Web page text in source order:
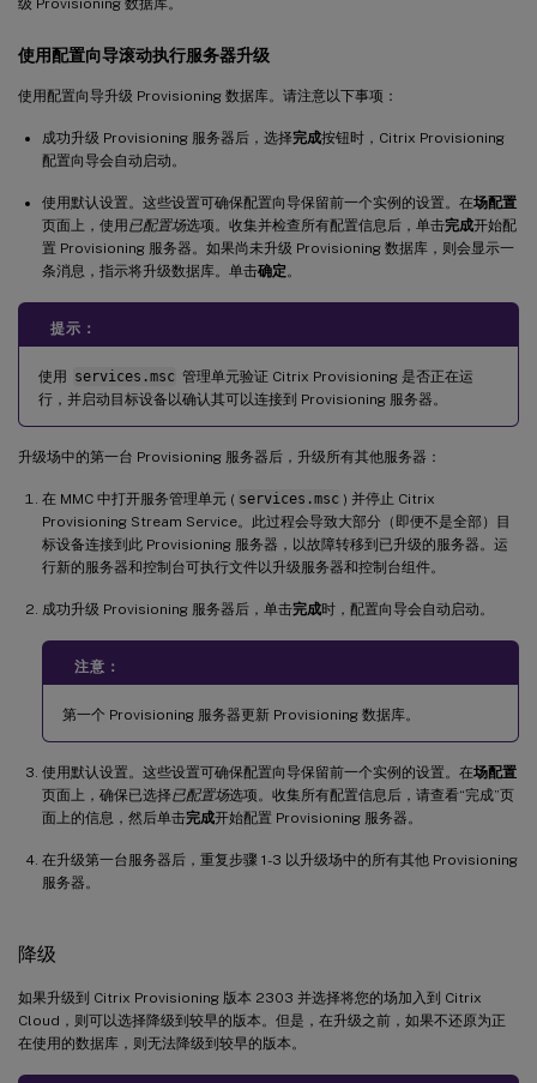
使用配置向导滚动执行服务器升级
使用配置向导升级 Provisioning 数据库。请注意以下事项：
成功升级 Provisioning 服务器后，选择完成按钮时，Citrix Provisioning
配置向导会自动启动。
使用默认设置。这些设置可确保配置向导保留前一个实例的设置。在场配置
页面上，使用已配置场选项。收集并检查所有配置信息后，单击完成开始配
置 Provisioning 服务器。如果尚未升级 Provisioning 数据库，则会显示一
条消息，指示将升级数据库。单击确定 。
提示：
使用 services.msc 管理单元验证 Citrix Provisioning 是否正在运
行，并启动目标设备以确认其可以连接到 Provisioning 服务器。
升级场中的第一台 Provisioning 服务器后，升级所有其他服务器：
在 MMC 中打开服务管理单元 ( services.msc ) 并停止 Citrix
Provisioning Stream Service。此过程会导致大部分（即便不是全部）目
标设备连接到此 Provisioning 服务器，以故障转移到已升级的服务器。运
行新的服务器和控制台可执行文件以升级服务器和控制台组件。
成功升级 Provisioning 服务器后，单击完成时，配置向导会自动启动。
注意：
第一个 Provisioning 服务器更新 Provisioning 数据库。
使用默认设置。这些设置可确保配置向导保留前一个实例的设置。在场配置
页面上，确保已选择已配置场选项。收集所有配置信息后，请查看“完成”页
面上的信息，然后单击完成开始配置 Provisioning 服务器。
在升级第一台服务器后，重复步骤 1-3 以升级场中的所有其他 Provisioning
服务器。
降级
如果升级到 Citrix Provisioning 版本 2303 并选择将您的场加入到 Citrix
Cloud，则可以选择降级到较早的版本。但是，在升级之前，如果不还原为正
在使用的数据库，则无法降级到较早的版本。